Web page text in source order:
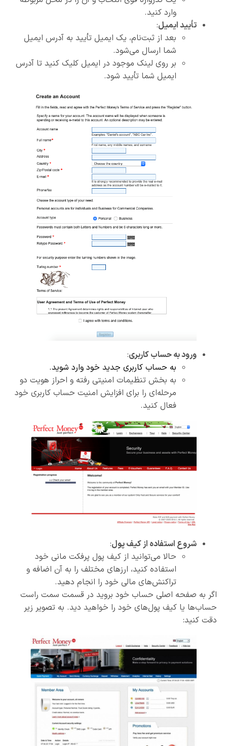
وارد کنید.
تأیید ایمیل:
بعد از ثبت‌نام، یک ایمیل تأیید به آدرس ایمیل
شما ارسال می‌شود.
بر روی لینک موجود در ایمیل کلیک کنید تا آدرس
ایمیل شما تأیید شود.
ورود به حساب کاربری:
به حساب کاربری جدید خود وارد شوید.
به بخش تنظیمات امنیتی رفته و احراز هویت دو
مرحله‌ای را برای افزایش امنیت حساب کاربری خود
فعال کنید.
شروع استفاده از کیف پول:
حالا می‌توانید از کیف پول پرفکت مانی خود
استفاده کنید، ارزهای مختلف را به آن اضافه و
تراکنش‌های مالی خود را انجام دهید.
اگر به صفحه اصلی حساب خود بروید در قسمت سمت راست
حساب‌ها یا کیف پول‌های خود را خواهید دید. به تصویر زیر
دقت کنید: